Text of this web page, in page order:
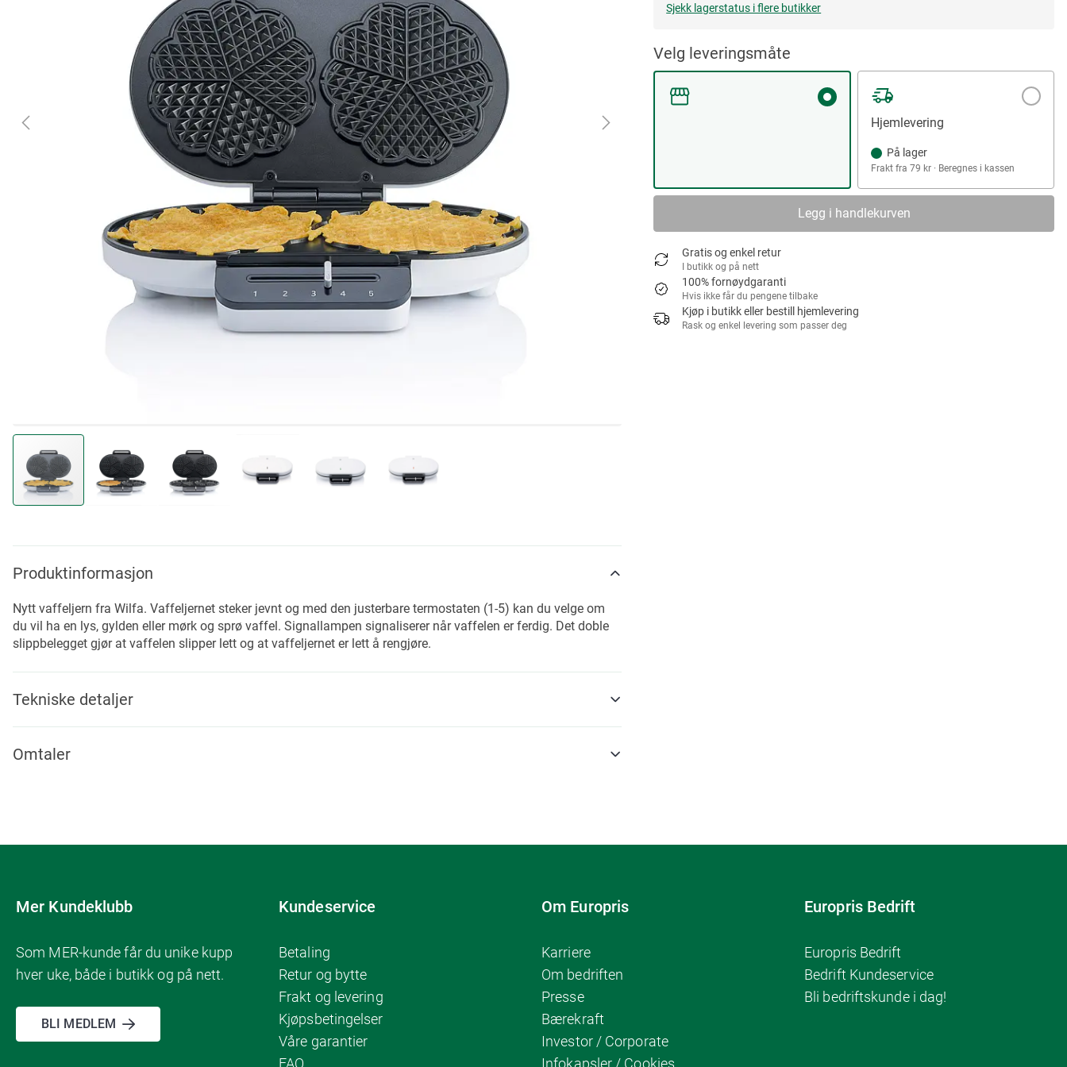
Sjekk lagerstatus i flere butikker
Velg leveringsmåte
Hjemlevering
På lager
Frakt fra 79 kr · Beregnes i kassen
Legg i handlekurven
Gratis og enkel retur
I butikk og på nett
100% fornøydgaranti
Hvis ikke får du pengene tilbake
Kjøp i butikk eller bestill hjemlevering
Rask og enkel levering som passer deg
the
beginning
the
images
gallery
Produktinformasjon
Nytt vaffeljern fra Wilfa. Vaffeljernet steker jevnt og med den justerbare termostaten (1-5) kan du velge om
du vil ha en lys, gylden eller mørk og sprø vaffel. Signallampen signaliserer når vaffelen er ferdig. Det doble
slippbelegget gjør at vaffelen slipper lett og at vaffeljernet er lett å rengjøre.
Tekniske detaljer
Omtaler
Mer Kundeklubb
Som MER-kunde får du unike kupp
hver uke, både i butikk og på nett.
BLI MEDLEM
Kundeservice
Betaling
Retur og bytte
Frakt og levering
Kjøpsbetingelser
Våre garantier
FAQ
Om Europris
Karriere
Om bedriften
Presse
Bærekraft
Investor / Corporate
Infokapsler / Cookies
Europris Bedrift
Europris Bedrift
Bedrift Kundeservice
Bli bedriftskunde i dag!